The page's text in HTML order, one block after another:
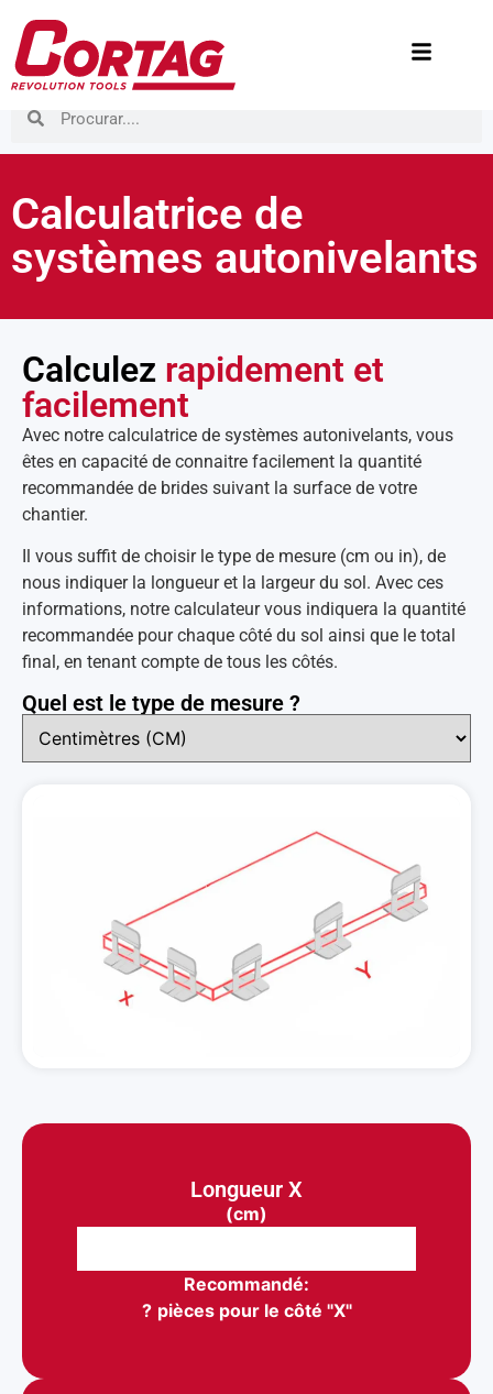
Calculatrice de
systèmes autonivelants
Calculez rapidement et
facilement
Avec notre calculatrice de systèmes autonivelants, vous
êtes en capacité de connaitre facilement la quantité
recommandée de brides suivant la surface de votre
chantier.
Il vous suffit de choisir le type de mesure (cm ou in), de
nous indiquer la longueur et la largeur du sol. Avec ces
informations, notre calculateur vous indiquera la quantité
recommandée pour chaque côté du sol ainsi que le total
final, en tenant compte de tous les côtés.
Quel est le type de mesure ?
Longueur X
(cm)
Recommandé:
? pièces pour le côté "X"